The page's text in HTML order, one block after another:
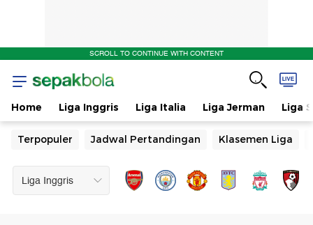
SCROLL TO CONTINUE WITH CONTENT
Home Liga Inggris Liga Italia Liga Jerman Liga
Terpopuler Jadwal Pertandingan Klasemen Liga